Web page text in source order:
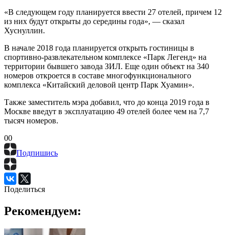
«В следующем году планируется ввести 27 отелей, причем 12
из них будут открыты до середины года», — сказал
Хуснуллин.
В начале 2018 года планируется открыть гостиницы в
спортивно-развлекательном комплексе «Парк Легенд» на
территории бывшего завода ЗИЛ. Еще один объект на 340
номеров откроется в составе многофункционального
комплекса «Китайский деловой центр Парк Хуамин».
Также заместитель мэра добавил, что до конца 2019 года в
Москве введут в эксплуатацию 49 отелей более чем на 7,7
тысяч номеров.
00
Подпишись
Поделиться
Рекомендуем: